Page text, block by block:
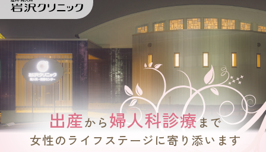
出産から婦人科診療まで
女性のライフステージに寄り添います